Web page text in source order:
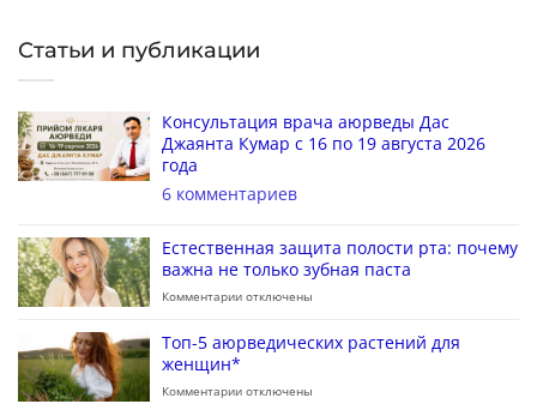
Статьи и публикации
Консультация врача аюрведы Дас
Джаянта Кумар с 16 по 19 августа 2026
года
6 комментариев
Естественная защита полости рта: почему
важна не только зубная паста
Комментарии отключены
Топ-5 аюрведических растений для
женщин*
Комментарии отключены